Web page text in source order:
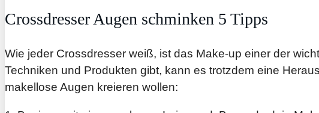
Crossdresser Augen schminken 5 Tipps
Wie jeder Crossdresser weiß, ist das Make-up einer der
Techniken und Produkten gibt, kann es trotzdem eine
makellose Augen kreieren wollen: